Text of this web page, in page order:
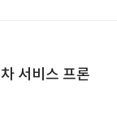
서비스 프론